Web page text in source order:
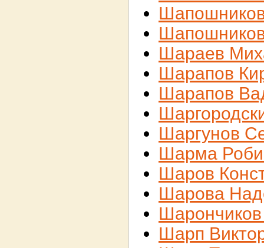
Шараев
Шарапов
Шарапов
Шаргунов
Шарма
Шаров
Шарова
Шарп